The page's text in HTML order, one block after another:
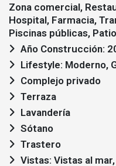
Zona comercial,
Hospital, Farmacia,
Piscinas públicas,
Año Construcción:
Lifestyle: Moderno,
Complejo privado
Terraza
Lavandería
Sótano
Trastero